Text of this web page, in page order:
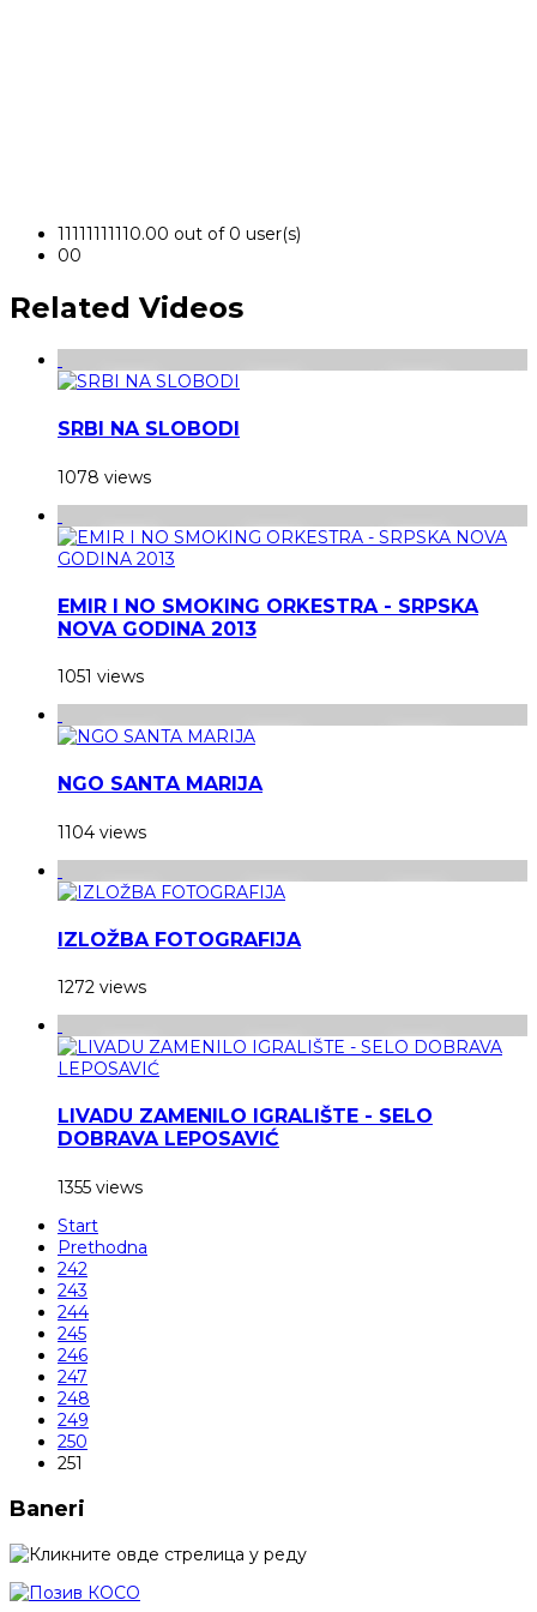
11111111110.00 out of 0 user(s)
00
Related Videos
SRBI NA SLOBODI
1078 views
EMIR I NO SMOKING ORKESTRA - SRPSKA
NOVA GODINA 2013
1051 views
NGO SANTA MARIJA
1104 views
IZLOŽBA FOTOGRAFIJA
1272 views
LIVADU ZAMENILO IGRALIŠTE - SELO
DOBRAVA LEPOSAVIĆ
1355 views
Start
Prethodna
242
243
244
245
246
247
248
249
250
251
Baneri